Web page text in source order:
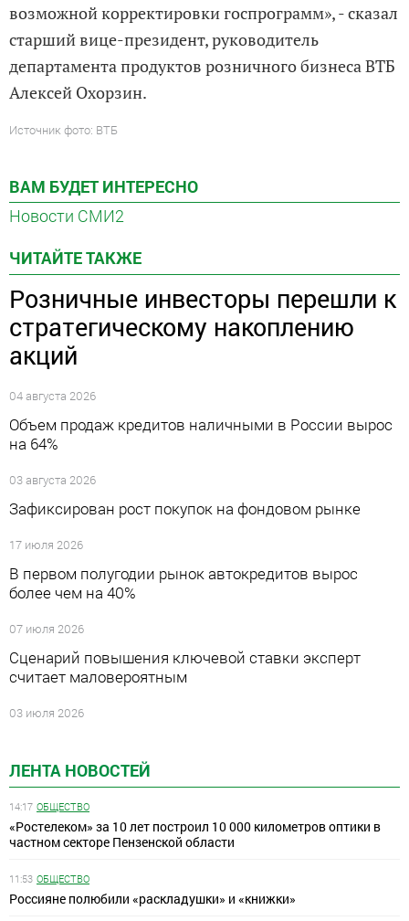
ЛЕНТА НОВОСТЕЙ
14:17 ОБЩЕСТВО
«Ростелеком» за 10 лет построил 10 000 километров оптики в
частном секторе Пензенской области
11:53 ОБЩЕСТВО
Россияне полюбили «раскладушки» и «книжки»
возможной корректировки госпрограмм», - сказал
старший вице-президент, руководитель
департамента продуктов розничного бизнеса ВТБ
Алексей Охорзин.
Источник фото: ВТБ
ВАМ БУДЕТ ИНТЕРЕСНО
Новости СМИ2
ЧИТАЙТЕ ТАКЖЕ
Розничные инвесторы перешли к
стратегическому накоплению
акций
04 августа 2026
Объем продаж кредитов наличными в России вырос
на 64%
03 августа 2026
Зафиксирован рост покупок на фондовом рынке
17 июля 2026
В первом полугодии рынок автокредитов вырос
более чем на 40%
07 июля 2026
Сценарий повышения ключевой ставки эксперт
считает маловероятным
03 июля 2026